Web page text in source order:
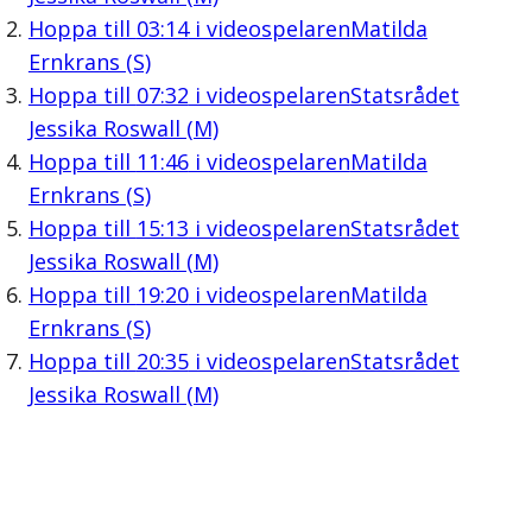
Hoppa till 03:14i videospelarenMatilda
Ernkrans (S)
Hoppa till 07:32 i videospelarenStatsrådet
Jessika Roswall (M)
Hoppa till 11:46i videospelarenMatilda
Ernkrans (S)
Hoppa till 15:13 i videospelarenStatsrådet
Jessika Roswall (M)
Hoppa till 19:20i videospelarenMatilda
Ernkrans (S)
Hoppa till 20:35i videospelarenStatsrådet
Jessika Roswall (M)